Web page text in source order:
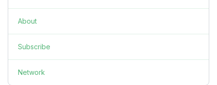
About
Subscribe
Network